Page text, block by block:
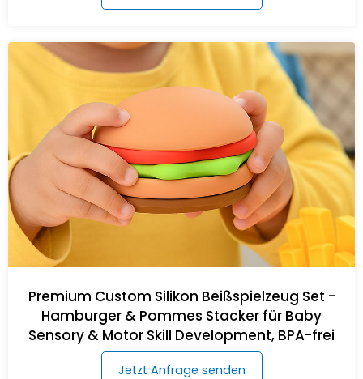
Premium Custom Silikon Beißspielzeug Set -
Hamburger & Pommes Stacker für Baby
Sensory & Motor Skill Development, BPA-frei
Jetzt Anfrage senden